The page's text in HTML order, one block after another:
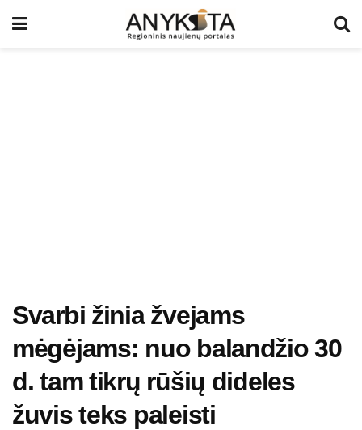
Svarbi žinia žvejams
mėgėjams: nuo balandžio 30
d. tam tikrų rūšių dideles
žuvis teks paleisti